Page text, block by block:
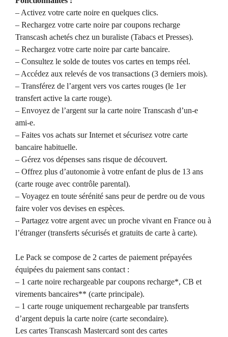
– Activez votre carte noire en quelques clics.
– Rechargez votre carte noire par coupons recharge
Transcash achetés chez un buraliste (Tabacs et Presses).
– Rechargez votre carte noire par carte bancaire.
– Consultez le solde de toutes vos cartes en temps réel.
– Accédez aux relevés de vos transactions (3 derniers mois).
– Transférez de l’argent vers vos cartes rouges (le 1er
transfert active la carte rouge).
– Envoyez de l’argent sur la carte noire Transcash d’un-e
ami-e.
– Faites vos achats sur Internet et sécurisez votre carte
bancaire habituelle.
– Gérez vos dépenses sans risque de découvert.
– Offrez plus d’autonomie à votre enfant de plus de 13 ans
(carte rouge avec contrôle parental).
– Voyagez en toute sérénité sans peur de perdre ou de vous
faire voler vos devises en espèces.
– Partagez votre argent avec un proche vivant en France ou à
l’étranger (transferts sécurisés et gratuits de carte à carte).
Le Pack se compose de 2 cartes de paiement prépayées
équipées du paiement sans contact :
– 1 carte noire rechargeable par coupons recharge*, CB et
virements bancaires** (carte principale).
– 1 carte rouge uniquement rechargeable par transferts
d’argent depuis la carte noire (carte secondaire).
Les cartes Transcash Mastercard sont des cartes